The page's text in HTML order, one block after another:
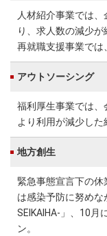
人材紹介事業では
り、求人数の減少が
再就職支援事業では
アウトソーシング
福利厚生事業では、
より利用が減少した
地方創生
緊急事態宣言下の
は感染予防に努め
SEIKAIHA-」、10月
ン。